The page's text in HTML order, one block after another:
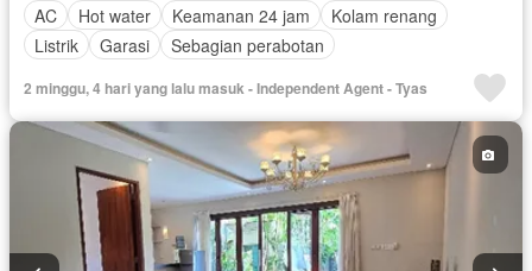
AC
Hot water Keamanan 24 jam
Kolam renang
Listrik
Garasi Sebagian perabotan
2 minggu, 4 hari yang lalu masuk - Independent Agent - Tyas